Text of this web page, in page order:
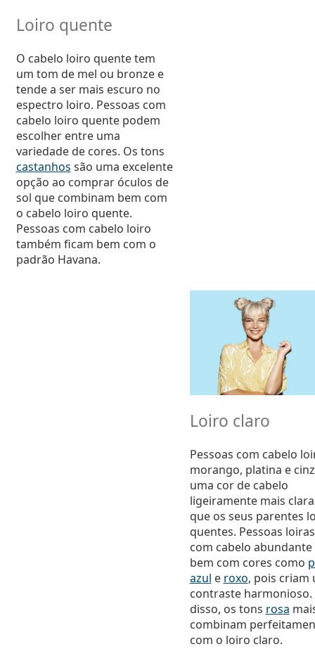
Loiro quente
O cabelo loiro quente tem
um tom de mel ou bronze e
tende a ser mais escuro no
espectro loiro. Pessoas com
cabelo loiro quente podem
escolher entre uma
variedade de cores. Os tons
castanhos são uma excelente
opção ao comprar óculos de
sol que combinam bem com
o cabelo loiro quente.
Pessoas com cabelo loiro
também ficam bem com o
padrão Havana.
Loiro claro
Pessoas com cabelo
morango, platina e
uma cor de cabelo
ligeiramente mais
que os seus parentes
quentes. Pessoas
com cabelo
bem com cores como
azul e roxo, pois criam
contraste harmonioso.
disso, os tons rosa
combinam
com o loiro claro.